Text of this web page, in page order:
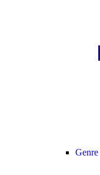
Genre